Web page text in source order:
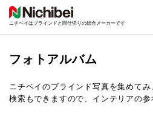
ニチベイはブラインドと間仕切りの総合メーカーです
フォトアルバム
ニチベイのブラインド写真を集めてみ
検索もできますので、インテリアの参